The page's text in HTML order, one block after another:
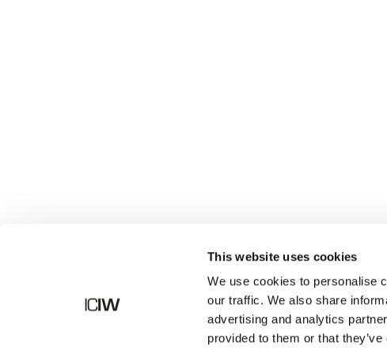
This website uses cookies
We use cookies to personalise
our traffic. We also share
advertising and analytics
provided to them or that
Shop